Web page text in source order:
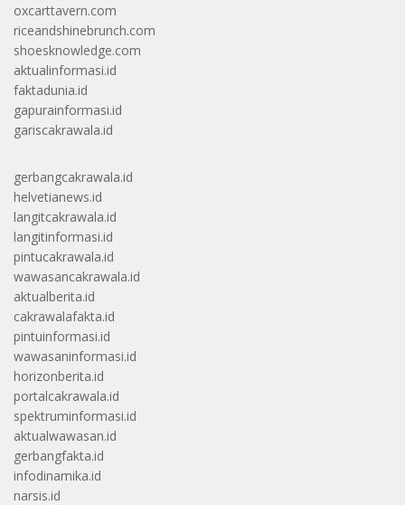
oxcarttavern.com
riceandshinebrunch.com
shoesknowledge.com
aktualinformasi.id
faktadunia.id
gapurainformasi.id
gariscakrawala.id
gerbangcakrawala.id
helvetianews.id
langitcakrawala.id
langitinformasi.id
pintucakrawala.id
wawasancakrawala.id
aktualberita.id
cakrawalafakta.id
pintuinformasi.id
wawasaninformasi.id
horizonberita.id
portalcakrawala.id
spektruminformasi.id
aktualwawasan.id
gerbangfakta.id
infodinamika.id
narsis.id